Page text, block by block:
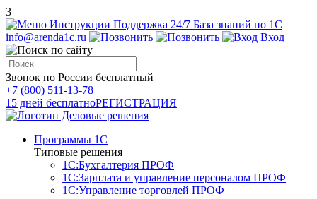
3
Инструкции Поддержка 24/7 База знаний по 1С
info@arenda1c.ru
Вход
Звонок по России бесплатный
+7 (800) 511-13-78
15 дней бесплатноРЕГИСТРАЦИЯ
Программы 1С
Типовые решения
1С:Бухгалтерия ПРОФ
1С:Зарплата и управление персоналом ПРОФ
1С:Управление торговлей ПРОФ